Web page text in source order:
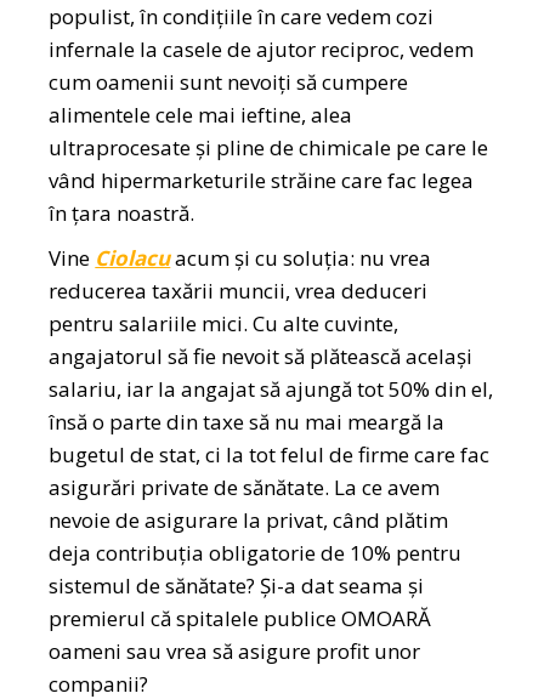
populist, în condițiile în care vedem cozi
infernale la casele de ajutor reciproc, vedem
cum oamenii sunt nevoiți să cumpere
alimentele cele mai ieftine, alea
ultraprocesate și pline de chimicale pe care le
vând hipermarketurile străine care fac legea
în țara noastră.
Vine Ciolacuacum și cu soluția: nu vrea
reducerea taxării muncii, vrea deduceri
pentru salariile mici. Cu alte cuvinte,
angajatorul să fie nevoit să plătească același
salariu, iar la angajat să ajungă tot 50% din el,
însă o parte din taxe să nu mai meargă la
bugetul de stat, ci la tot felul de firme care fac
asigurări private de sănătate. La ce avem
nevoie de asigurare la privat, când plătim
deja contribuția obligatorie de 10% pentru
sistemul de sănătate? Și-a dat seama și
premierul că spitalele publice OMOARĂ
oameni sau vrea să asigure profit unor
companii?